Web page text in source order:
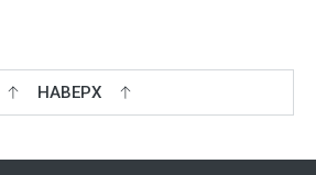
НАВЕРХ